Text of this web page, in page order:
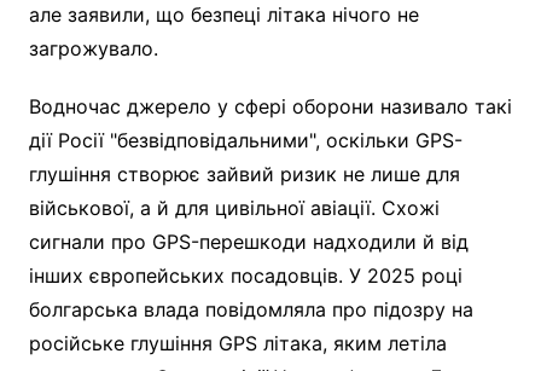
але заявили, що безпеці літака нічого не
загрожувало.
Водночас джерело у сфері оборони називало такі
дії Росії "безвідповідальними", оскільки GPS-
глушіння створює зайвий ризик не лише для
військової, а й для цивільної авіації. Схожі
сигнали про GPS-перешкоди надходили й від
інших європейських посадовців. У 2025 році
болгарська влада повідомляла про підозру на
російське глушіння GPS літака, яким летіла